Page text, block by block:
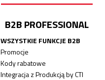
WSZYSTKIE FUNKCJE B2B
Promocje
Kody rabatowe
Integracja z Produkcją by CTI
B2B PROFESSIONAL